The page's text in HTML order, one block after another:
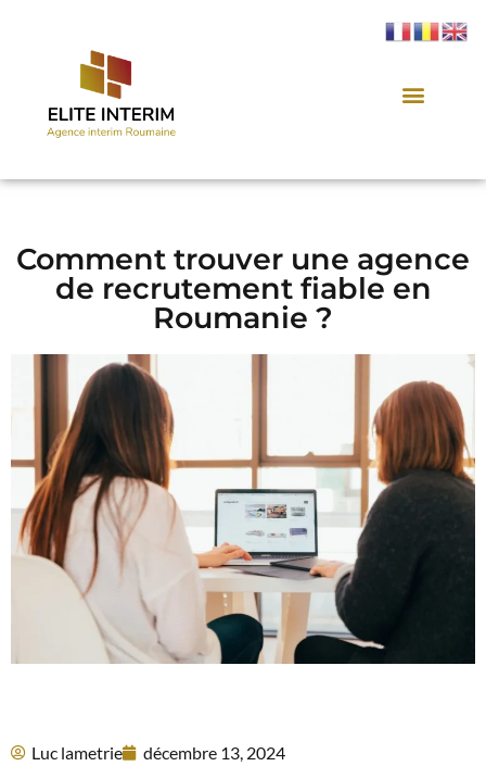
Comment trouver une agence
de recrutement fiable en
Roumanie ?
Luc lametrie décembre 13, 2024